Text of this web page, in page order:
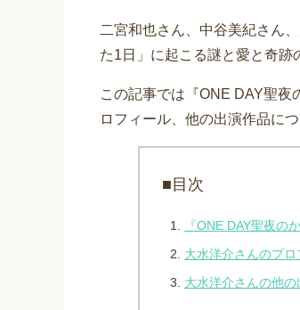
二宮和也さん、中谷美紀さん
た1日」に起こる謎と愛と奇跡
この記事では『ONE DAY聖
ロフィール、他の出演作品に
■目次
『ONE DAY聖夜の
大水洋介さんのプ
大水洋介さんの他